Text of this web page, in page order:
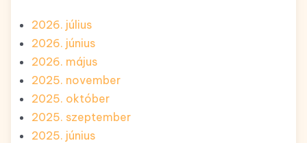
2026. július
2026. június
2026. május
2025. november
2025. október
2025. szeptember
2025. június